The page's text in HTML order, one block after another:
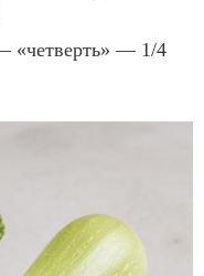
«четверть» — 1/4